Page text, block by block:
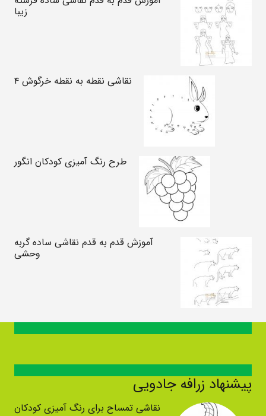
زیبا
نقاشی نقطه به نقطه خرگوش ۴
طرح رنگ آمیزی کودکان انگور
آموزش قدم به قدم نقاشی ساده گربه
وحشی
پیشنهاد زرافه جادویی
نقاشی تمساح برای رنگ آمیزی کودکان